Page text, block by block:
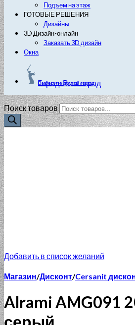
Подъем на этаж
ГОТОВЫЕ РЕШЕНИЯ
Дизайны
3D Дизайн-онлайн
Заказать 3D дизайн
Окна
Город: Волгоград
Выберите другой город
Поиск товаров
Добавить в список желаний
Магазин/Дисконт/Cersanit
Alrami AMG091